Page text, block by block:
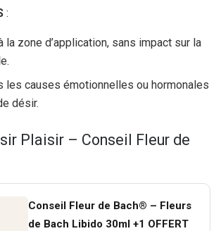
:
la zone d’application, sans impact sur la
les causes émotionnelles ou hormonales
désir.
Plaisir – Conseil Fleur de
Conseil Fleur de Bach® – Fleurs
de Bach Libido 30ml +1 OFFERT